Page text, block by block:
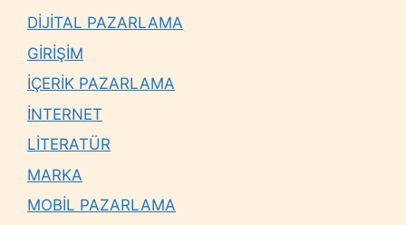
DİJİTAL PAZARLAMA
GİRİŞİM
İÇERİK PAZARLAMA
İNTERNET
LİTERATÜR
MARKA
MOBİL PAZARLAMA